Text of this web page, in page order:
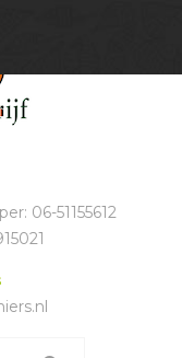
06-51155612